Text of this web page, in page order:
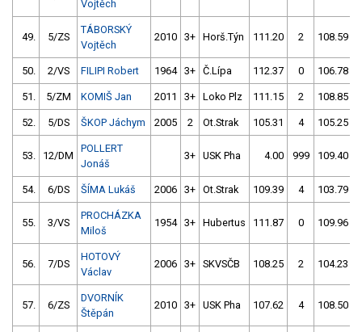
Vojtěch
49. 5/ZS
TÁBORSKÝ
Vojtěch
2010 3+ Horš.Týn 111.20 2 108.59
50. 2/VS FILIPI Robert 1964 3+ Č.Lípa 112.37 0 106.78
51. 5/ZM KOMIŠ Jan 2011 3+ Loko Plz 111.15 2 108.85
52. 5/DS ŠKOP Jáchym 2005 2 Ot.Strak 105.31 4 105.25
53. 12/DM
POLLERT
Jonáš
3+ USK Pha 4.00 999 109.40
54. 6/DS ŠÍMA Lukáš 2006 3+ Ot.Strak 109.39 4 103.79
55. 3/VS
PROCHÁZKA
Miloš
1954 3+ Hubertus 111.87 0 109.96
56. 7/DS
HOTOVÝ
Václav
2006 3+ SKVSČB 108.25 2 104.23
57. 6/ZS
DVORNÍK
Štěpán
2010 3+ USK Pha 107.62 4 108.50